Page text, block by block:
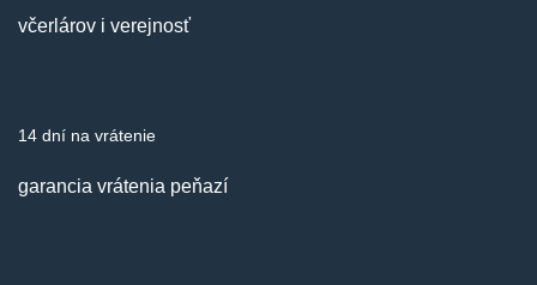
včerlárov i verejnosť
14 dní na vrátenie
garancia vrátenia peňazí